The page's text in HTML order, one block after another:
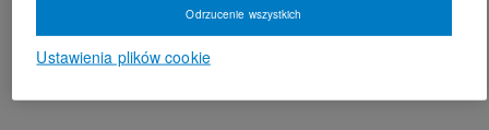
Ustawienia plików cookie
Odrzucenie wszystkich